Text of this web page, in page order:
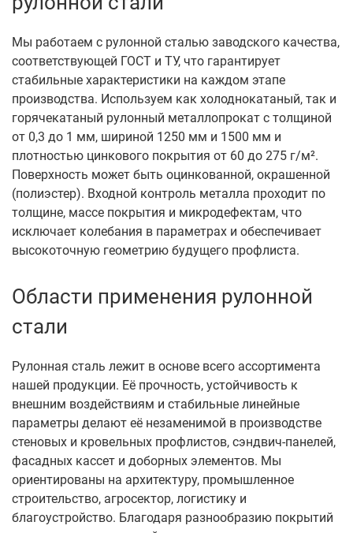
Мы работаем с рулонной сталью заводского качества,
соответствующей ГОСТ и ТУ, что гарантирует
стабильные характеристики на каждом этапе
производства. Используем как холоднокатаный, так и
горячекатаный рулонный металлопрокат с толщиной
от 0,3 до 1 мм, шириной 1250 мм и 1500 мм и
плотностью цинкового покрытия от 60 до 275 г/м².
Поверхность может быть оцинкованной, окрашенной
(полиэстер). Входной контроль металла проходит по
толщине, массе покрытия и микродефектам, что
исключает колебания в параметрах и обеспечивает
высокоточную геометрию будущего профлиста.
Области применения рулонной
стали
Рулонная сталь лежит в основе всего ассортимента
нашей продукции. Её прочность, устойчивость к
внешним воздействиям и стабильные линейные
параметры делают её незаменимой в производстве
стеновых и кровельных профлистов, сэндвич-панелей,
фасадных кассет и доборных элементов. Мы
ориентированы на архитектуру, промышленное
строительство, агросектор, логистику и
благоустройство. Благодаря разнообразию покрытий